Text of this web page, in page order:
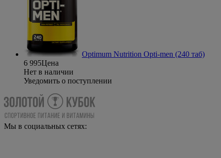
Optimum Nutrition Opti-men (240 таб)
6 995Цена
Нет в наличии
Уведомить о поступлении
Мы в социальных сетях: